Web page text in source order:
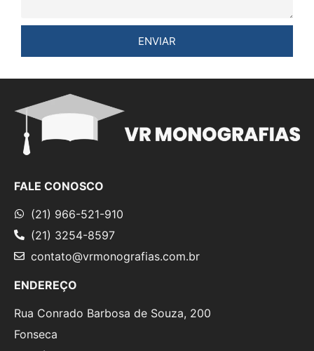
ENVIAR
FALE CONOSCO
(21) 966-521-910
(21) 3254-8597
contato@vrmonografias.com.br
ENDEREÇO
Rua Conrado Barbosa de Souza, 200
Fonseca